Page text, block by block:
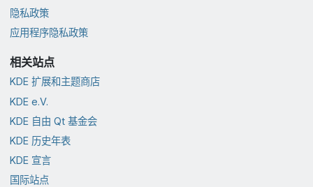
隐私政策
应用程序隐私政策
相关站点
KDE 扩展和主题商店
KDE e.V.
KDE 自由 Qt 基金会
KDE 历史年表
KDE 宣言
国际站点